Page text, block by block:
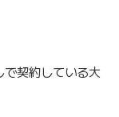
契約している大